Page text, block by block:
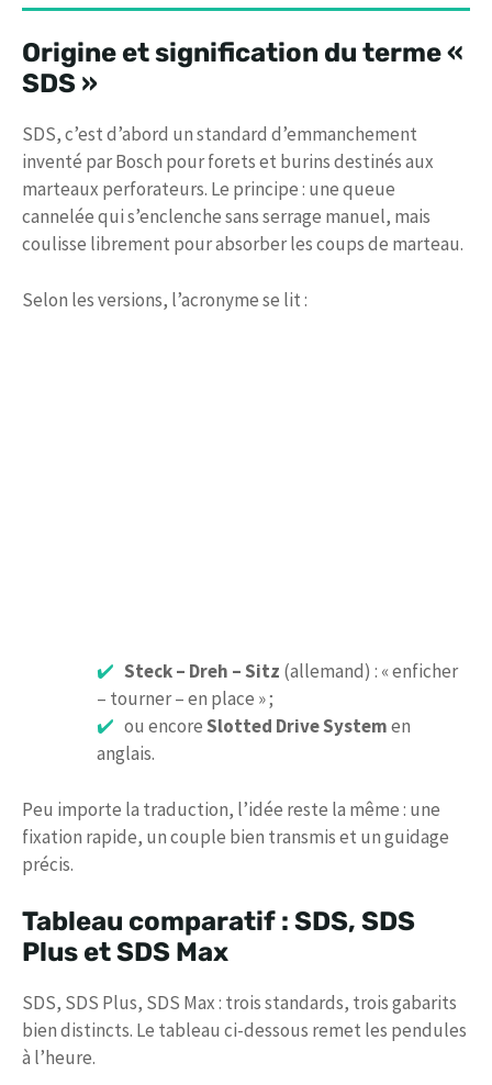
Origine et signification du terme «
SDS »
SDS, c’est d’abord un standard d’emmanchement
inventé par Bosch pour forets et burins destinés aux
marteaux perforateurs. Le principe : une queue
cannelée qui s’enclenche sans serrage manuel, mais
coulisse librement pour absorber les coups de marteau.
Selon les versions, l’acronyme se lit :
Steck – Dreh – Sitz (allemand) : « enficher
– tourner – en place » ;
ou encoreSlotted Drive Systemen
anglais.
Peu importe la traduction, l’idée reste la même : une
fixation rapide, un couple bien transmis et un guidage
précis.
Tableau comparatif : SDS, SDS
Plus et SDS Max
SDS, SDS Plus, SDS Max : trois standards, trois gabarits
bien distincts. Le tableau ci-dessous remet les pendules
à l’heure.